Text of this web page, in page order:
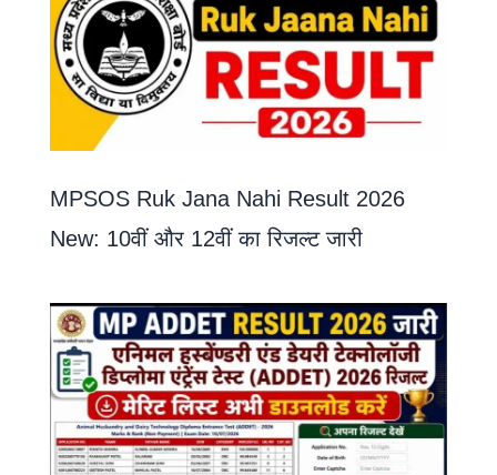
MPSOS Ruk Jana Nahi Result 2026
New: 10वीं और 12वीं का रिजल्ट जारी